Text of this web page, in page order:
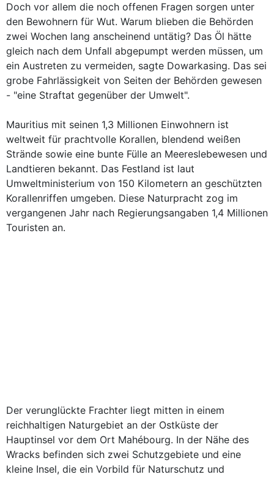
Doch vor allem die noch offenen Fragen sorgen unter
den Bewohnern für Wut. Warum blieben die Behörden
zwei Wochen lang anscheinend untätig? Das Öl hätte
gleich nach dem Unfall abgepumpt werden müssen, um
ein Austreten zu vermeiden, sagte Dowarkasing. Das sei
grobe Fahrlässigkeit von Seiten der Behörden gewesen
- "eine Straftat gegenüber der Umwelt".
Mauritius mit seinen 1,3 Millionen Einwohnern ist
weltweit für prachtvolle Korallen, blendend weißen
Strände sowie eine bunte Fülle an Meereslebewesen und
Landtieren bekannt. Das Festland ist laut
Umweltministerium von 150 Kilometern an geschützten
Korallenriffen umgeben. Diese Naturpracht zog im
vergangenen Jahr nach Regierungsangaben 1,4 Millionen
Touristen an.
Der verunglückte Frachter liegt mitten in einem
reichhaltigen Naturgebiet an der Ostküste der
Hauptinsel vor dem Ort Mahébourg. In der Nähe des
Wracks befinden sich zwei Schutzgebiete und eine
kleine Insel, die ein Vorbild für Naturschutz und